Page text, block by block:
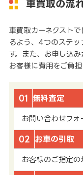
車買取の流
車買取カーネクスト
るよう、4つのステッ
す。また、お申し込
お客様に費用をご負
01 無料査定
お問い合わせフォ
02 お車の引取
お客様のご指定の